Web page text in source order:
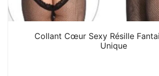
Collant Cœur Sexy Résille
Unique